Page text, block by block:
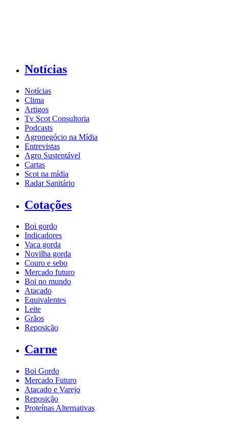
Notícias
Notícias
Clima
Artigos
Tv Scot Consultoria
Podcasts
Agronegócio na Mídia
Entrevistas
Agro Sustentável
Cartas
Scot na mídia
Radar Sanitário
Cotações
Boi gordo
Indicadores
Vaca gorda
Novilha gorda
Couro e sebo
Mercado futuro
Boi no mundo
Atacado
Equivalentes
Leite
Grãos
Reposição
Carne
Boi Gordo
Mercado Futuro
Atacado e Varejo
Reposição
Proteínas Alternativas